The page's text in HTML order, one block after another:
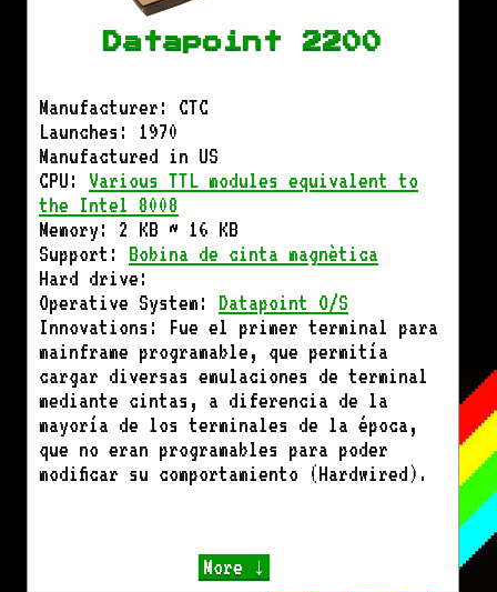
Datapoint 2200
Manufacturer: CTC
Launches: 1970
Manufactured in US
CPU: Various TTL modules equivalent to
the Intel 8008
Memory: 2 KB ~ 16 KB
Support: Bobina de cinta magnètica
Hard drive:
Operative System: Datapoint O/S
Innovations: Fue el primer terminal para
mainframe programable, que permitía
cargar diversas emulaciones de terminal
mediante cintas, a diferencia de la
mayoría de los terminales de la época,
que no eran programables para poder
modificar su comportamiento (Hardwired).
More ↓